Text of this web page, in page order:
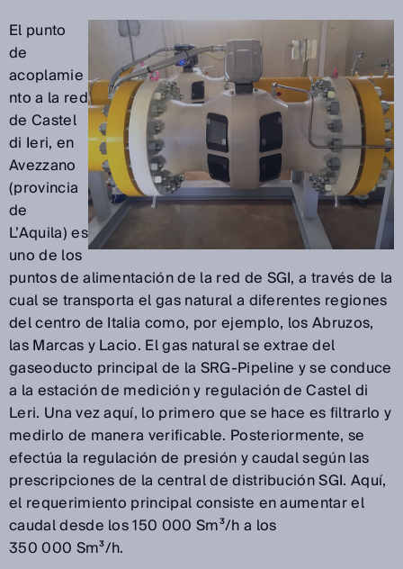
El punto
de
acoplamie
nto a la red
de Castel
di Ieri, en
Avezzano
(provincia
de
L’Aquila) es
uno de los
puntos de alimentación de la red de SGI, a través de la
cual se transporta el gas natural a diferentes regiones
del centro de Italia como, por ejemplo, los Abruzos,
las Marcas y Lacio. El gas natural se extrae del
gaseoducto principal de la SRG-Pipeline y se conduce
a la estación de medición y regulación de Castel di
Leri. Una vez aquí, lo primero que se hace es filtrarlo y
medirlo de manera verificable. Posteriormente, se
efectúa la regulación de presión y caudal según las
prescripciones de la central de distribución SGI. Aquí,
el requerimiento principal consiste en aumentar el
caudal desde los 150 000 Sm³/h a los
350 000 Sm³/h.